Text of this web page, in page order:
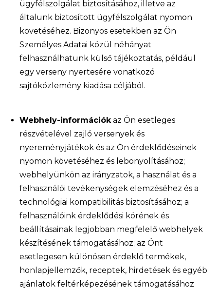
ügyfélszolgálat biztosításához, illetve az
általunk biztosított ügyfélszolgálat nyomon
követéséhez. Bizonyos esetekben az Ön
Személyes Adatai közül néhányat
felhasználhatunk külső tájékoztatás, például
egy verseny nyertesére vonatkozó
sajtóközlemény kiadása céljából.
Webhely-információkaz Ön esetleges
részvételével zajló versenyek és
nyereményjátékok és az Ön érdeklődéseinek
nyomon követéséhez és lebonyolításához;
webhelyünkön az irányzatok, a használat és a
felhasználói tevékenységek elemzéséhez és a
technológiai kompatibilitás biztosításához; a
felhasználóink érdeklődési körének és
beállításainak legjobban megfelelő webhelyek
készítésének támogatásához; az Önt
esetlegesen különösen érdeklő termékek,
honlapjellemzők, receptek, hirdetések és egyéb
ajánlatok feltérképezésének támogatásához